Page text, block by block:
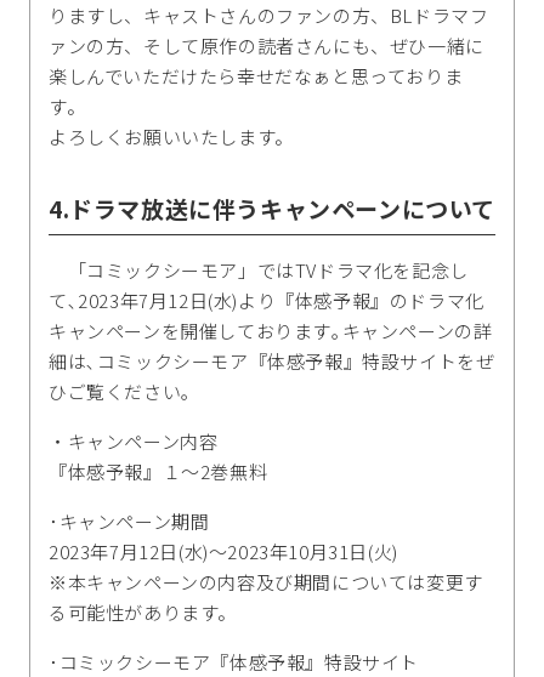
りますし、キャストさんのファンの方、BLドラマフ
ァンの方、そして原作の読者さんにも、ぜひ一緒に
楽しんでいただけたら幸せだなぁと思っておりま
す。
よろしくお願いいたします。
4.ドラマ放送に伴うキャンペーンについて
「コミックシーモア」ではTVドラマ化を記念し
て､2023年7月12日(水)より『体感予報』のドラマ化
キャンペーンを開催しております｡キャンペーンの詳
細は､コミックシーモア『体感予報』特設サイトをぜ
ひご覧ください｡
・キャンペーン内容
『体感予報』１～2巻無料
･キャンペーン期間
2023年7月12日(水)～2023年10月31日(火)
※本キャンペーンの内容及び期間については変更す
る可能性があります。
･コミックシーモア『体感予報』特設サイト